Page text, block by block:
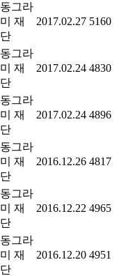
동그라
미 재
단
2017.02.27 5160
동그라
미 재
단
2017.02.24 4830
동그라
미 재
단
2017.02.24 4896
동그라
미 재
단
2016.12.26 4817
동그라
미 재
단
2016.12.22 4965
동그라
미 재
단
2016.12.20 4951